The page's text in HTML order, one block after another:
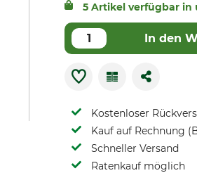
Präsentation
01:37
5 Artikel verfügbar in
In den
Kostenloser
Kauf auf Rechnung
Schneller Versand
Ratenkauf möglich